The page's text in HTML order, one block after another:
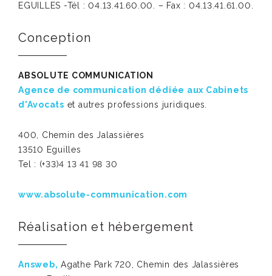
EGUILLES -Tél : 04.13.41.60.00. – Fax : 04.13.41.61.00.
Conception
ABSOLUTE COMMUNICATION
Agence de communication dédiée aux Cabinets
d'Avocats et autres professions juridiques.
400, Chemin des Jalassières
13510 Eguilles
Tel : (+33)4 13 41 98 30
www.absolute-communication.com
Réalisation et hébergement
Answeb, Agathe Park 720, Chemin des Jalassières